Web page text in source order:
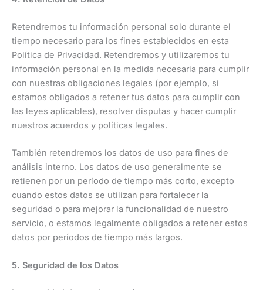
Retendremos tu información personal solo durante el
tiempo necesario para los fines establecidos en esta
Política de Privacidad. Retendremos y utilizaremos tu
información personal en la medida necesaria para cumplir
con nuestras obligaciones legales (por ejemplo, si
estamos obligados a retener tus datos para cumplir con
las leyes aplicables), resolver disputas y hacer cumplir
nuestros acuerdos y políticas legales.
También retendremos los datos de uso para fines de
análisis interno. Los datos de uso generalmente se
retienen por un período de tiempo más corto, excepto
cuando estos datos se utilizan para fortalecer la
seguridad o para mejorar la funcionalidad de nuestro
servicio, o estamos legalmente obligados a retener estos
datos por períodos de tiempo más largos.
5. Seguridad de los Datos